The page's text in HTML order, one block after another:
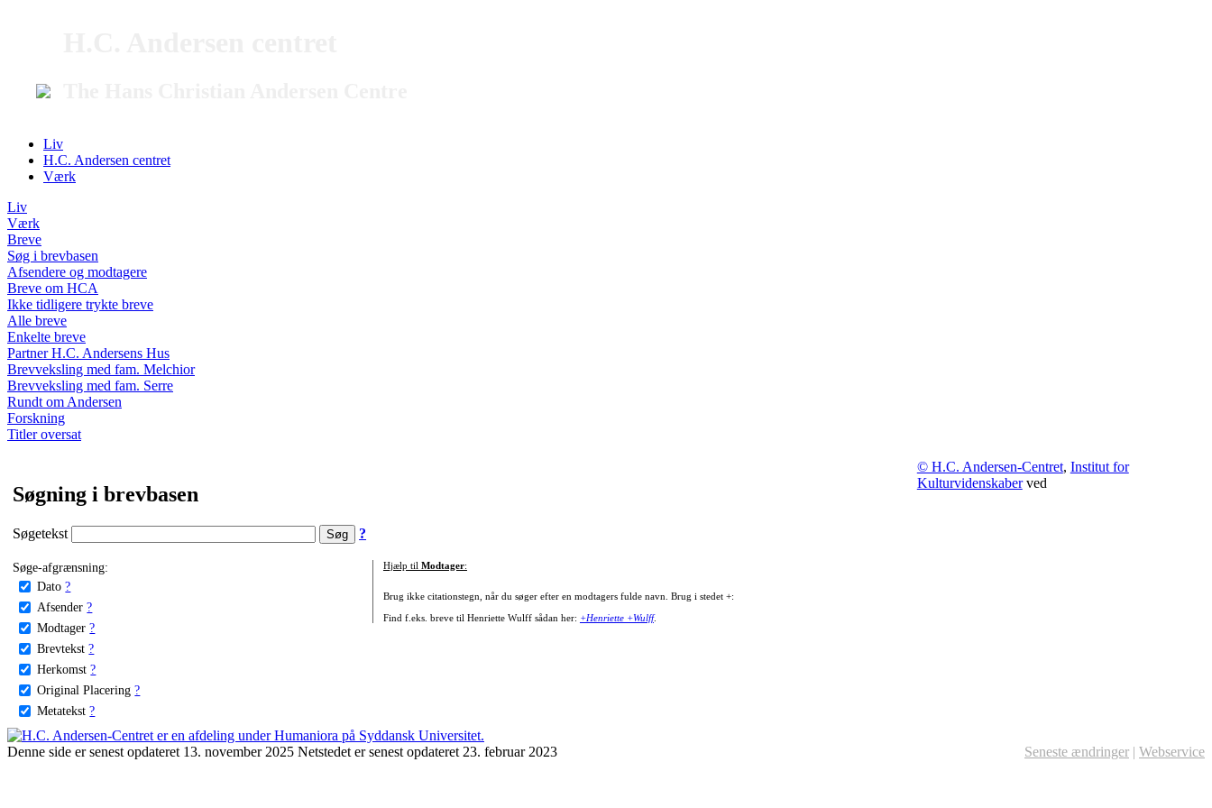
Liv
H.C. Andersen centret
Værk
Liv
Værk
Breve
Søg i brevbasen
Afsendere og modtagere
Breve om HCA
Ikke tidligere trykte breve
Alle breve
Enkelte breve
Partner H.C. Andersens Hus
Brevveksling med fam. Melchior
Brevveksling med fam. Serre
Rundt om Andersen
Forskning
Titler oversat
Søgning i brevbasen
Søgetekst ?
Søge-afgrænsning:
Dato ?
Afsender ?
Modtager ?
Brevtekst ?
Herkomst ?
Original Placering ?
Metatekst ?
Hjælp til Modtager:
Brug ikke citationstegn, når du søger efter en modtagers fulde navn. Brug i stedet +:
Find f.eks. breve til Henriette Wulff sådan her: +Henriette +Wulff.
© H.C. Andersen-Centret, Institut for
Kulturvidenskaberved
Denne side er senest opdateret 13. november 2025 Netstedet er senest opdateret 23. februar 2023 Seneste ændringer | Webservice